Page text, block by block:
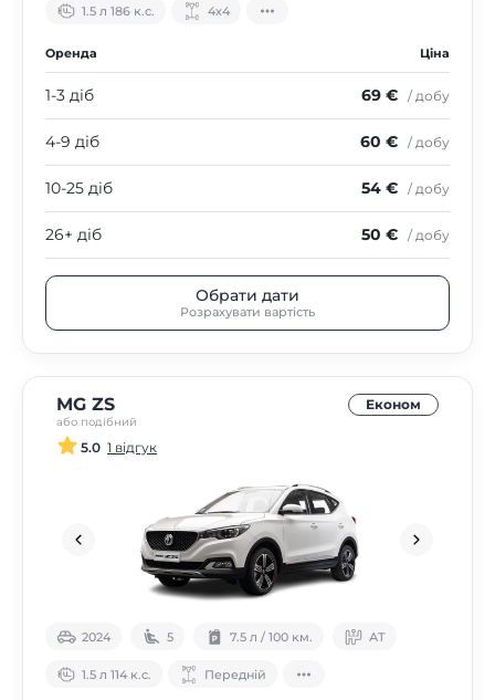
1.5 л 186 к.с. 4х4
Оренда Ціна
1-3 діб 69 € / добу
4-9 діб 60 € / добу
10-25 діб 54 € / добу
26+ діб 50 € / добу
Обрати дати
Розрахувати вартість
MG ZS
або подібний
Економ
5.0 1 відгук
2024 5 7.5 л / 100 км. АТ
1.5 л 114 к.с. Передній